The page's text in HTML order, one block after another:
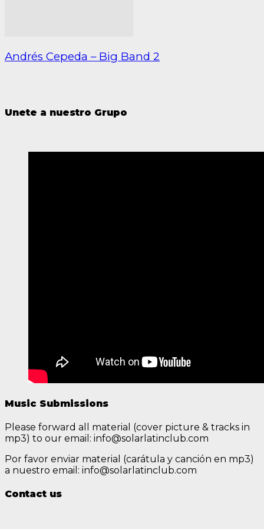
Andrés Cepeda – Big Band 2
Unete a nuestro Grupo
Music Submissions
Please forward all material (cover picture & tracks in
mp3) to our email: info@solarlatinclub.com
Por favor enviar material (carátula y canción en mp3)
a nuestro email: info@solarlatinclub.com
Contact us